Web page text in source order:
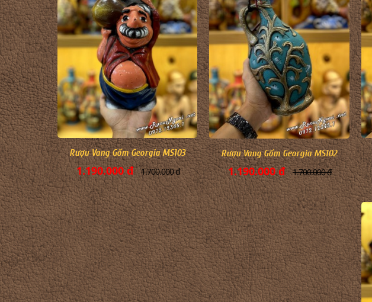
Rượu Vang Gốm Georgia MS103
1.190.000 đ 1.700.000 đ
Rượu Vang Gốm Georgia MS102
1.190.000 đ 1.700.000 đ